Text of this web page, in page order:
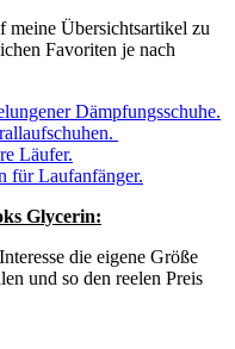
Übersichtsartikel zu
Favoriten je nach
Dämpfungsschuhe.
Läufer.
für Laufanfänger.
Glycerin:
die eigene Größe
und so den reelen Preis